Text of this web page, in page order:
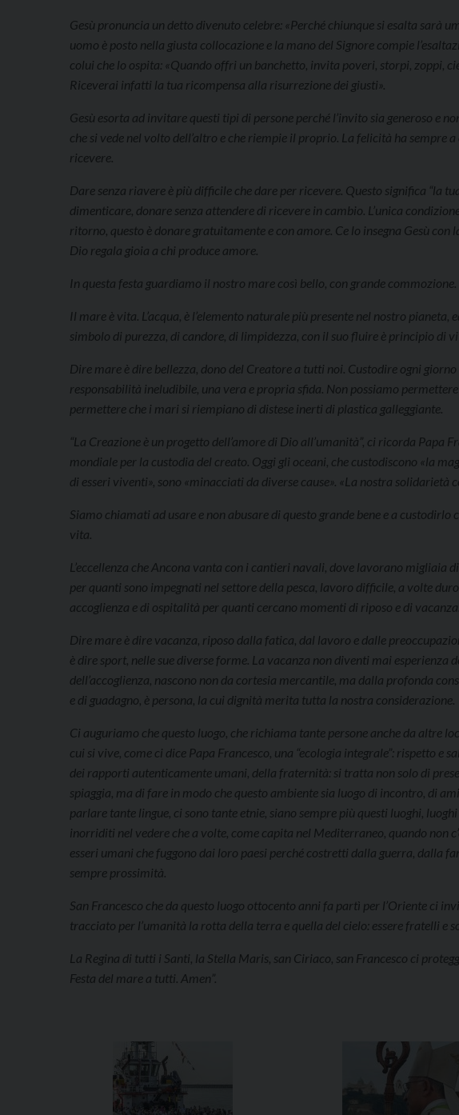
Gesù pronuncia un detto divenuto celebre: «Perché chiunque si esalta sarà
uomo è posto nella giusta collocazione e la mano del Signore compie
colui che lo ospita: «Quando offri un banchetto, invita poveri, storpi, zoppi,
Riceverai infatti la tua ricompensa alla risurrezione dei giusti».
Gesù esorta ad invitare questi tipi di persone perché l’invito sia generoso e
che si vede nel volto dell’altro e che riempie il proprio. La felicità ha sempre
ricevere.
Dare senza riavere è più difficile che dare per ricevere. Questo significa “la
dimenticare, donare senza attendere di ricevere in cambio. L’unica
ritorno, questo è donare gratuitamente e con amore. Ce lo insegna Gesù
Dio regala gioia a chi produce amore.
In questa festa guardiamo il nostro mare così bello, con grande commozione.
Il mare è vita. L’acqua, è l’elemento naturale più presente nel nostro
simbolo di purezza, di candore, di limpidezza, con il suo fluire è principio di
Dire mare è dire bellezza, dono del Creatore a tutti noi. Custodire ogni
responsabilità ineludibile, una vera e propria sfida. Non possiamo
permettere che i mari si riempiano di distese inerti di plastica galleggiante.
“La Creazione è un progetto dell’amore di Dio all’umanità”, ci ricorda Papa
mondiale per la custodia del creato. Oggi gli oceani, che custodiscono «la
di esseri viventi», sono «minacciati da diverse cause». «La nostra solidarietà
Siamo chiamati ad usare e non abusare di questo grande bene e a
vita.
L’eccellenza che Ancona vanta con i cantieri navali, dove lavorano migliaia
per quanti sono impegnati nel settore della pesca, lavoro difficile, a volte
accoglienza e di ospitalità per quanti cercano momenti di riposo e di vacanza.
Dire mare è dire vacanza, riposo dalla fatica, dal lavoro e dalle
è dire sport, nelle sue diverse forme. La vacanza non diventi mai esperienza
dell’accoglienza, nascono non da cortesia mercantile, ma dalla profonda
e di guadagno, è persona, la cui dignità merita tutta la nostra considerazione.
Ci auguriamo che questo luogo, che richiama tante persone anche da altre
cui si vive, come ci dice Papa Francesco, una “ecologia integrale”: rispetto
dei rapporti autenticamente umani, della fraternità: si tratta non solo di
spiaggia, ma di fare in modo che questo ambiente sia luogo di incontro, di
parlare tante lingue, ci sono tante etnie, siano sempre più questi luoghi,
inorriditi nel vedere che a volte, come capita nel Mediterraneo, quando non
esseri umani che fuggono dai loro paesi perché costretti dalla guerra, dalla
sempre prossimità.
San Francesco che da questo luogo ottocento anni fa partì per l’Oriente ci
tracciato per l’umanità la rotta della terra e quella del cielo: essere fratelli e
La Regina di tutti i Santi, la Stella Maris, san Ciriaco, san Francesco ci
Festa del mare a tutti. Amen”.